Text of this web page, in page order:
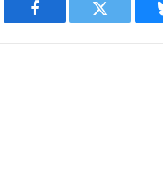
Facebook Twitter